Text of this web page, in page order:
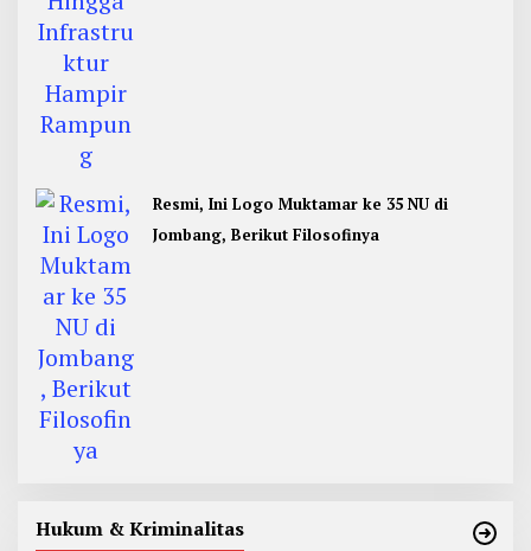
Resmi, Ini Logo Muktamar ke 35 NU di
Jombang, Berikut Filosofinya
Hukum & Kriminalitas